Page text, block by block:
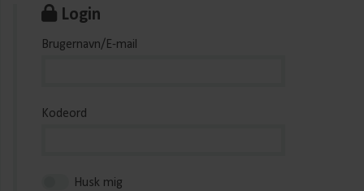
Login
Brugernavn/E-mail
Kodeord
Husk mig